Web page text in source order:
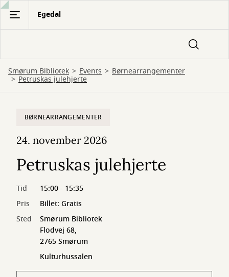
Gå
hovedindhold
Egedal
Smørum Bibliotek Events Børnearrangementer
Petruskas julehjerte
BØRNEARRANGEMENTER
24. november 2026
Petruskas julehjerte
Tid
15:00 - 15:35
Pris
Billet: Gratis
Sted
Smørum Bibliotek
Flodvej 68,
2765 Smørum
Kulturhussalen